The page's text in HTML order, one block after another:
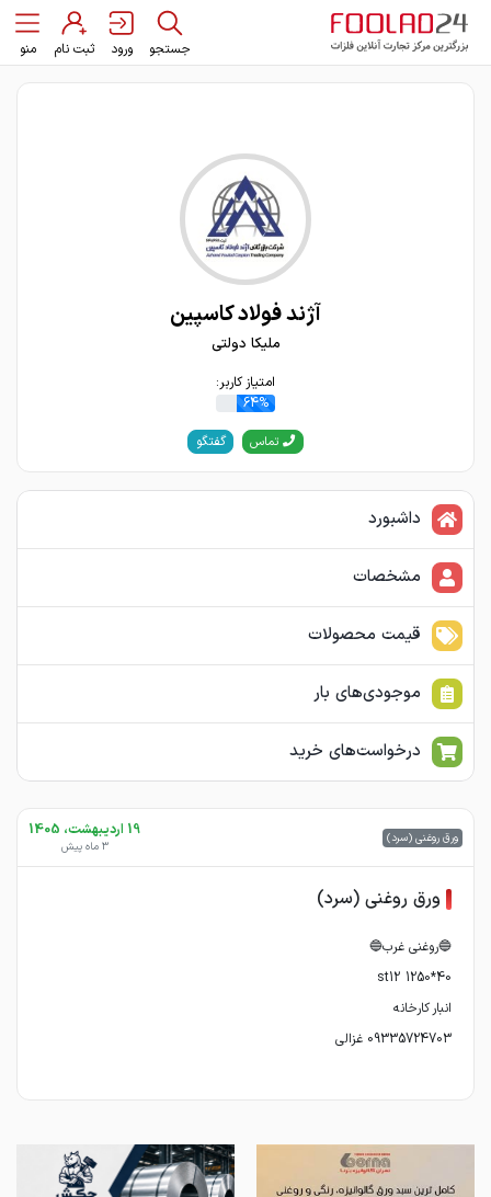
جستجو ورود ثبت نام منو
آژند فولاد کاسپین
ملیکا دولتی
امتیاز کاربر:
64%
تماس گفتگو
داشبورد
مشخصات
قیمت محصولات
موجودی‌های بار
درخواست‌های خرید
ورق روغنی (سرد) 19 اردیبهشت، 1405
3 ماه پیش
ورق روغنی (سرد)
09335724703 غزالی